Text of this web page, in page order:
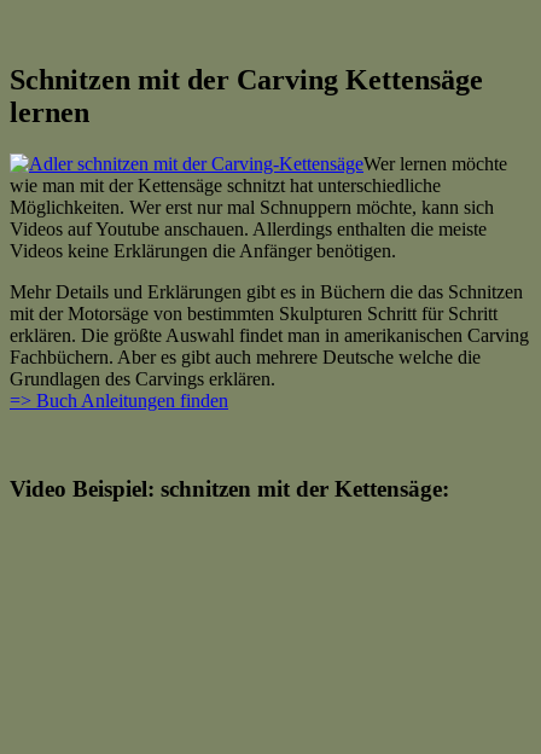
Schnitzen mit der Carving Kettensäge
lernen
Wer lernen möchte
wie man mit der Kettensäge schnitzt hat unterschiedliche
Möglichkeiten. Wer erst nur mal Schnuppern möchte, kann sich
Videos auf Youtube anschauen. Allerdings enthalten die meiste
Videos keine Erklärungen die Anfänger benötigen.
Mehr Details und Erklärungen gibt es in Büchern die das Schnitzen
mit der Motorsäge von bestimmten Skulpturen Schritt für Schritt
erklären. Die größte Auswahl findet man in amerikanischen Carving
Fachbüchern. Aber es gibt auch mehrere Deutsche welche die
Grundlagen des Carvings erklären.
=> Buch Anleitungen finden
Video Beispiel: schnitzen mit der Kettensäge: